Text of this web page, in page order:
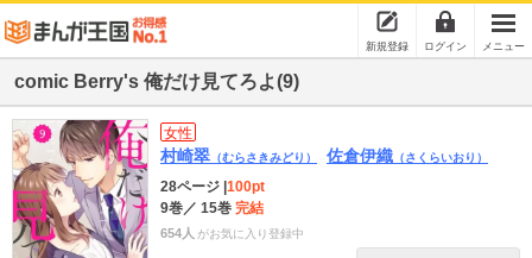
新規登録 ログイン メニュー
comic Berry's 俺だけ見てろよ(9)
女性
村崎翠 （むらさきみどり） 佐倉伊織 （さくらいおり）
28ページ 100pt
9巻／ 15巻 完結
654人 がお気に入り登録中